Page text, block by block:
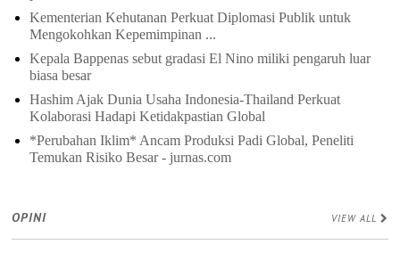
Kementerian Kehutanan Perkuat Diplomasi Publik untuk
Mengokohkan Kepemimpinan ...
Kepala Bappenas sebut gradasi El Nino miliki pengaruh luar
biasa besar
Hashim Ajak Dunia Usaha Indonesia-Thailand Perkuat
Kolaborasi Hadapi Ketidakpastian Global
*Perubahan Iklim* Ancam Produksi Padi Global, Peneliti
Temukan Risiko Besar - jurnas.com
OPINI VIEW ALL